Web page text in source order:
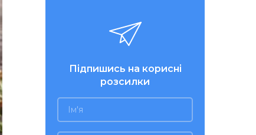
Підпишись на корисні
розсилки